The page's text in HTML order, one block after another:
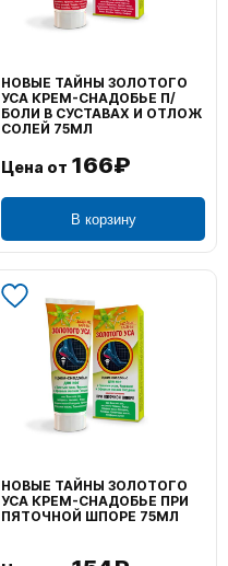
НОВЫЕ ТАЙНЫ ЗОЛОТОГО
УСА КРЕМ-СНАДОБЬЕ П/
БОЛИ В СУСТАВАХ И ОТЛОЖ
СОЛЕЙ 75МЛ
Цена от 166₽
В корзину
НОВЫЕ ТАЙНЫ ЗОЛОТОГО
УСА КРЕМ-СНАДОБЬЕ ПРИ
ПЯТОЧНОЙ ШПОРЕ 75МЛ